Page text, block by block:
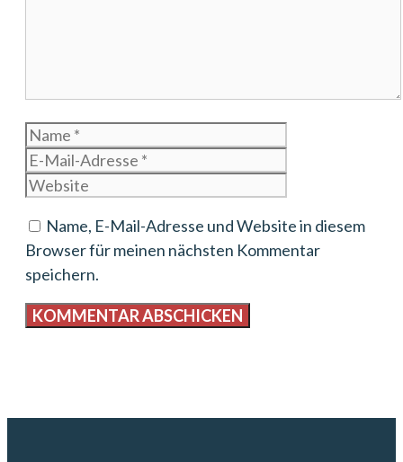
Name
Name, E-Mail-Adresse und Website in diesem
Browser für meinen nächsten Kommentar
speichern.